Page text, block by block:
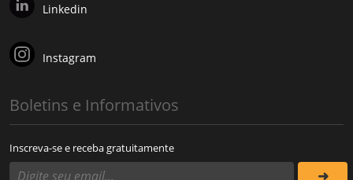
Linkedin
Instagram
Boletins e Informativos
Inscreva-se e receba gratuitamente